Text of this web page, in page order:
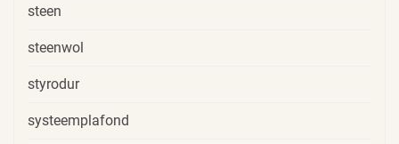
steen
steenwol
styrodur
systeemplafond